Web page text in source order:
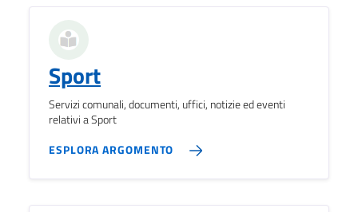
Sport
Servizi comunali, documenti, uffici, notizie ed eventi
relativi a Sport
ESPLORA ARGOMENTO